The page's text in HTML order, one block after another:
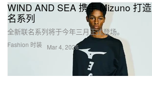
Fashion 时装
WIND AND SEA 携手 Mizuno 打
名系列
全新联名系列将于今年三月正式登场。
Mar 4, 2026